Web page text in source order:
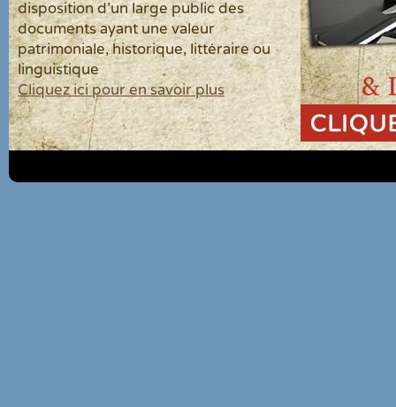
disposition d'un large public des
documents ayant une valeur
patrimoniale, historique, littéraire ou
linguistique
Cliquez ici pour en savoir plus